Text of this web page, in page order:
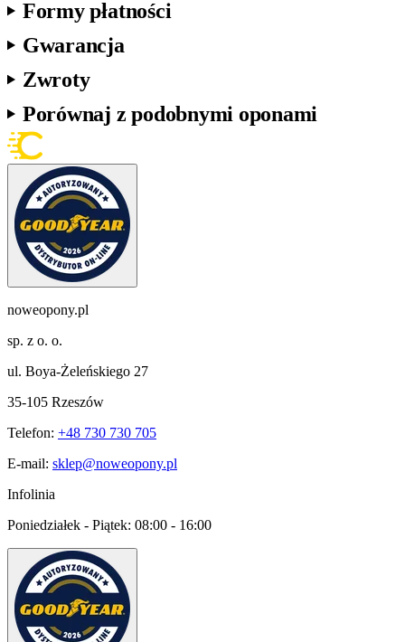
Formy płatności
Gwarancja
Zwroty
Porównaj z podobnymi oponami
noweopony.pl
sp. z o. o.
ul. Boya-Żeleńskiego 27
35-105 Rzeszów
Telefon: +48 730 730 705
E-mail: sklep@noweopony.pl
Infolinia
Poniedziałek - Piątek: 08:00 - 16:00